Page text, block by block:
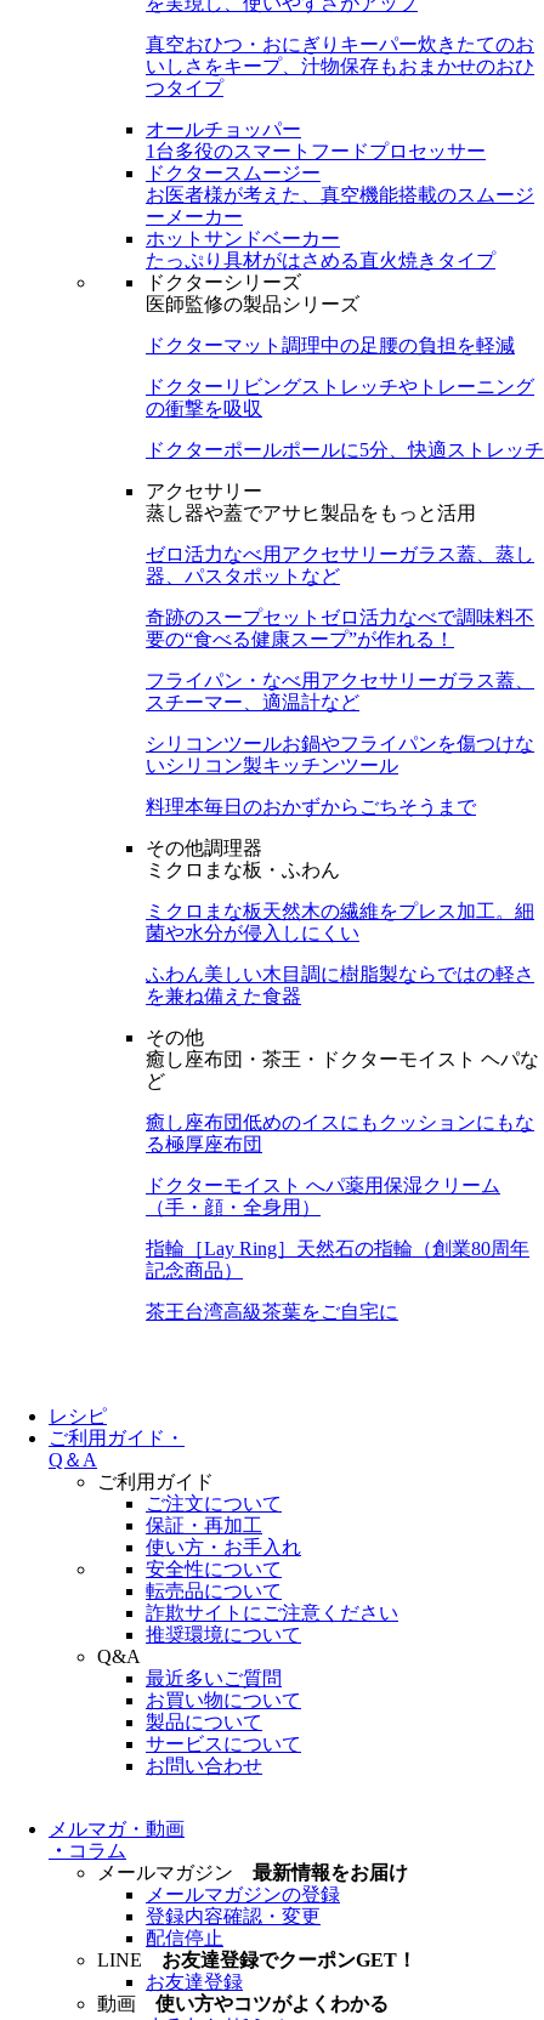
真空おひつ・おにぎりキーパー炊きたてのお
いしさをキープ、汁物保存もおまかせのおひ
つタイプ
オールチョッパー
1台多役のスマートフードプロセッサー
ドクタースムージー
お医者様が考えた、真空機能搭載のスムージ
ーメーカー
ホットサンドベーカー
たっぷり具材がはさめる直火焼きタイプ
ドクターシリーズ
医師監修の製品シリーズ
ドクターマット 調理中の足腰の負担を軽減
ドクターリビングストレッチやトレーニング
の衝撃を吸収
ドクターポールポールに5分、快適ストレッチ
アクセサリー
蒸し器や蓋でアサヒ製品をもっと活用
ゼロ活力なべ用アクセサリーガラス蓋、蒸し
器、パスタポットなど
奇跡のスープセット ゼロ活力なべで調味料不
要の“食べる健康スープ”が作れる！
フライパン・なべ用アクセサリーガラス蓋、
スチーマー、適温計など
シリコンツールお鍋やフライパンを傷つけな
いシリコン製キッチンツール
料理本毎日のおかずからごちそうまで
その他調理器
ミクロまな板・ふわん
ミクロまな板天然木の繊維をプレス加工。細
菌や水分が侵入しにくい
ふわん美しい木目調に樹脂製ならではの軽さ
を兼ね備えた食器
その他
癒し座布団・茶王・ドクターモイスト ヘパな
ど
癒し座布団低めのイスにもクッションにもな
る極厚座布団
ドクターモイスト へパ薬用保湿クリーム
（手・顔・全身用）
指輪［Lay Ring］ 天然石の指輪（創業80周年
記念商品）
茶王台湾高級茶葉をご自宅に
レシピ
ご利用ガイド・
Q＆A
ご利用ガイド
ご注文について
保証・再加工
使い方・お手入れ
安全性について
転売品について
詐欺サイトにご注意ください
推奨環境について
Q&A
最近多いご質問
お買い物について
製品について
サービスについて
お問い合わせ
メルマガ・動画
・ コラム
メールマガジン 最新情報をお届け
メールマガジンの登録
登録内容確認・変更
配信停止
LINE お友達登録でクーポンGET！
お友達登録
動画 使い方やコツがよくわかる